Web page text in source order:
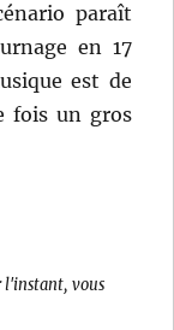
paraît
en 17
est de
fois un gros
l'instant, vous